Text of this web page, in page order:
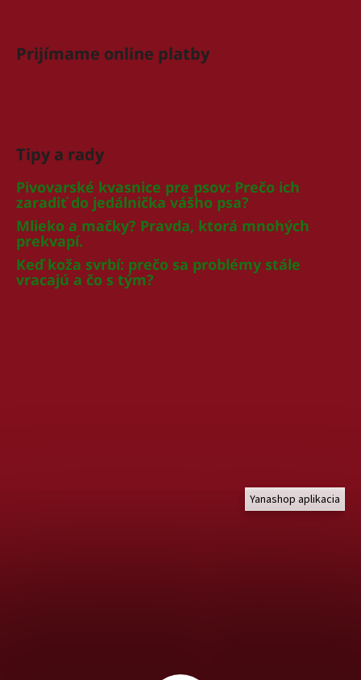
Prijímame online platby
Tipy a rady
Pivovarské kvasnice pre psov: Prečo ich
zaradiť do jedálnička vášho psa?
Mlieko a mačky? Pravda, ktorá mnohých
prekvapí.
Keď koža svrbí: prečo sa problémy stále
vracajú a čo s tým?
Yanashop aplikacia